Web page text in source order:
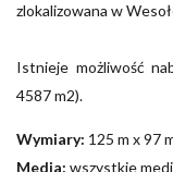
zlokalizowana w
Istnieje możliwość
4587 m2).
Wymiary: 125 m x 97
Media: wszystkie